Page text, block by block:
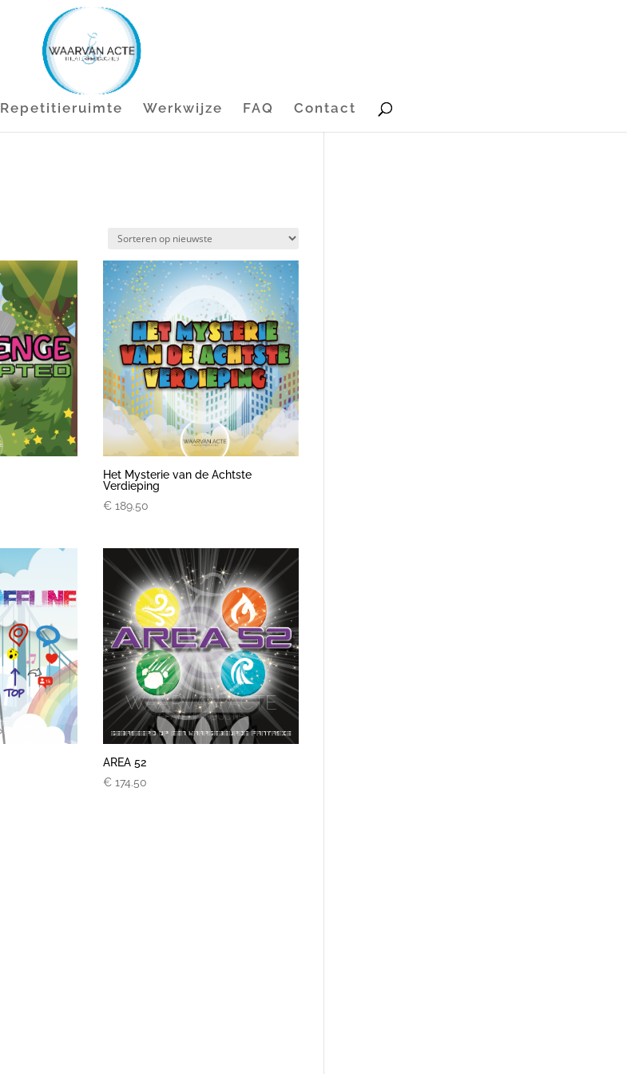
Repetitieruimte Werkwijze FAQ Contact
Het Mysterie van de Achtste
Verdieping
€ 189.50
AREA 52
€ 174.50